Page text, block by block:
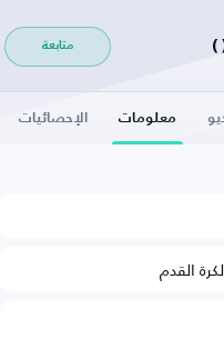
متابعة
معلومات الإحصائيات
القدم